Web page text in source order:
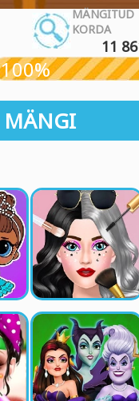
MÄNGITUD
KORDA
11
100%
MÄNGI